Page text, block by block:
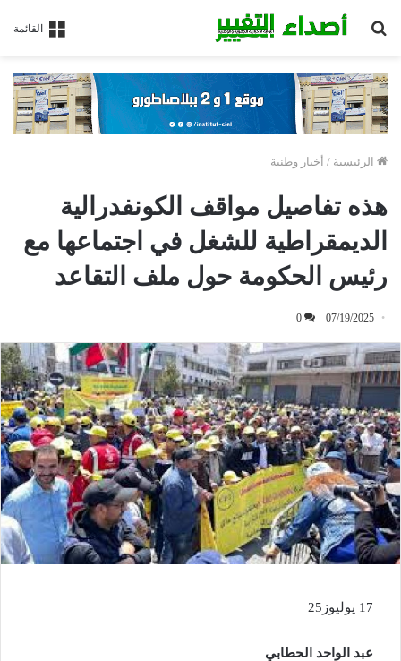
القائمة
الرئيسية / أخبار وطنية
هذه تفاصيل مواقف الكونفدرالية
الديمقراطية للشغل في اجتماعها مع
رئيس الحكومة حول ملف التقاعد
07/19/2025
0
17 يوليوز25
عبد الواحد الحطابي